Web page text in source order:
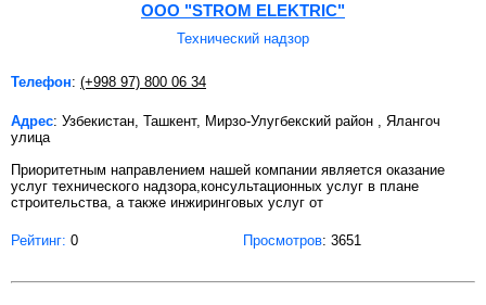
OOO "STROM ELEKTRIC"
Технический надзор
Телефон: (+998 97) 800 06 34
Адрес: Узбекистан, Ташкент, Мирзо-Улугбекский район , Ялангоч
улица
Приоритетным направлением нашей компании является оказание
услуг технического надзора,консультационных услуг в плане
строительства, а также инжиринговых услуг от
Рейтинг: 0 Просмотров: 3651